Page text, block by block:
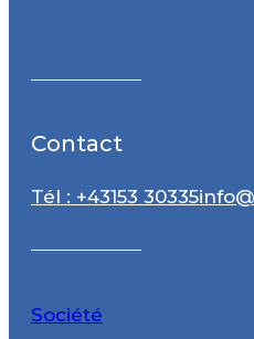
Contact
Tél : +43153 30335
Société